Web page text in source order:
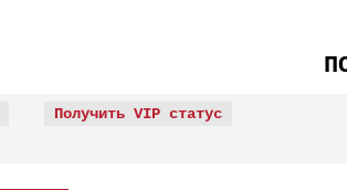
Получить VIP статус